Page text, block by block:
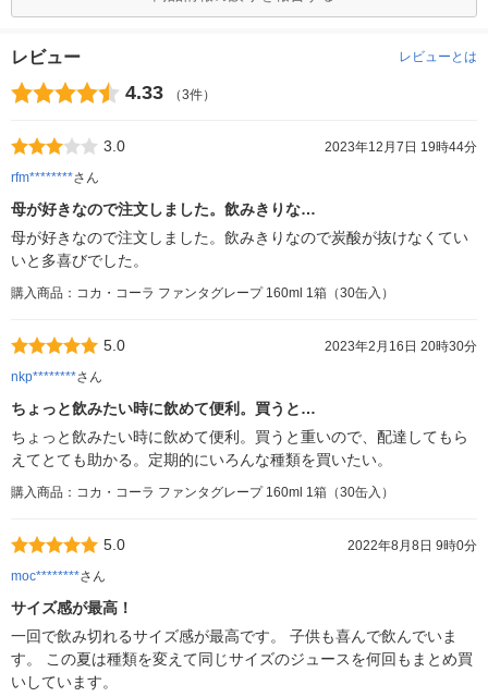
レビュー レビューとは
4.33 （3件）
3.0
2023年12月7日 19時44分
rfm********さん
母が好きなので注文しました。飲みきりな…
母が好きなので注文しました。飲みきりなので炭酸が抜けなくてい
いと多喜びでした。
購入商品：コカ・コーラ ファンタグレープ 160ml 1箱（30缶入）
5.0
2023年2月16日 20時30分
nkp********さん
ちょっと飲みたい時に飲めて便利。買うと…
ちょっと飲みたい時に飲めて便利。買うと重いので、配達してもら
えてとても助かる。定期的にいろんな種類を買いたい。
購入商品：コカ・コーラ ファンタグレープ 160ml 1箱（30缶入）
5.0
2022年8月8日 9時0分
moc********さん
サイズ感が最高！
一回で飲み切れるサイズ感が最高です。 子供も喜んで飲んでいま
す。 この夏は種類を変えて同じサイズのジュースを何回もまとめ買
いしています。